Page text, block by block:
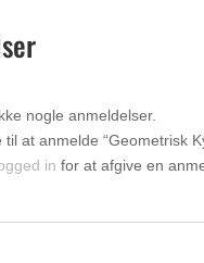
nogle anmeldelser.
at anmelde “Geometrisk
in for at afgive en